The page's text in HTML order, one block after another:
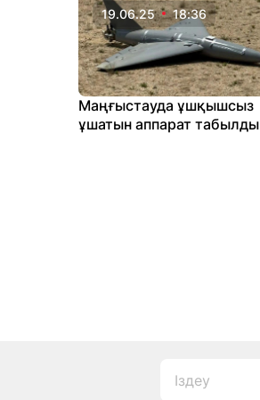
19.06.25 18:36
Маңғыстауда ұшқышсыз
ұшатын аппарат табылды